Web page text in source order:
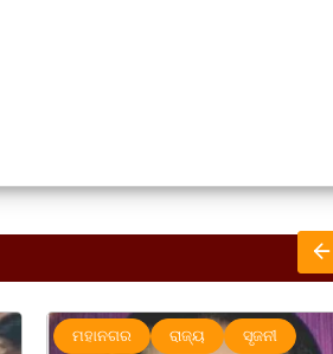
ମହାନଗର ରାଜ୍ୟ